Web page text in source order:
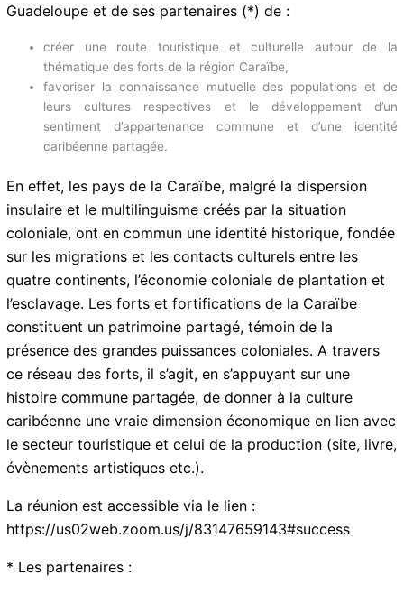
Guadeloupe et de ses partenaires (*) de :
créer une route touristique et culturelle autour de la
thématique des forts de la région Caraïbe,
favoriser la connaissance mutuelle des populations et de
leurs cultures respectives et le développement d’un
sentiment d’appartenance commune et d’une identité
caribéenne partagée.
En effet, les pays de la Caraïbe, malgré la dispersion
insulaire et le multilinguisme créés par la situation
coloniale, ont en commun une identité historique, fondée
sur les migrations et les contacts culturels entre les
quatre continents, l’économie coloniale de plantation et
l’esclavage. Les forts et fortifications de la Caraïbe
constituent un patrimoine partagé, témoin de la
présence des grandes puissances coloniales. A travers
ce réseau des forts, il s’agit, en s’appuyant sur une
histoire commune partagée, de donner à la culture
caribéenne une vraie dimension économique en lien avec
le secteur touristique et celui de la production (site, livre,
évènements artistiques etc.).
La réunion est accessible via le lien :
https://us02web.zoom.us/j/83147659143#success
* Les partenaires :